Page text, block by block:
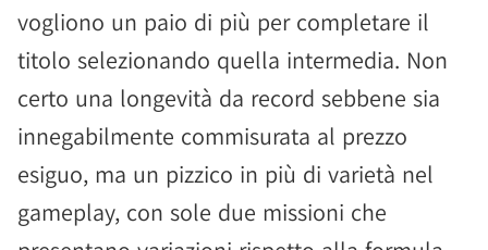
vogliono un paio di più per completare il
titolo selezionando quella intermedia. Non
certo una longevità da record sebbene sia
innegabilmente commisurata al prezzo
esiguo, ma un pizzico in più di varietà nel
gameplay, con sole due missioni che